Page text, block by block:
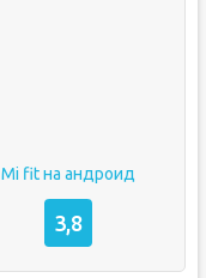
Mi fit на андроид
3,8